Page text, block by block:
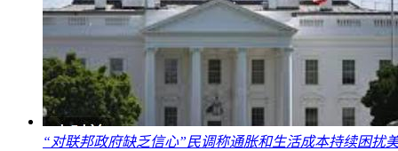
“对联邦政府缺乏信心”民调称通胀和生活成本持续困扰